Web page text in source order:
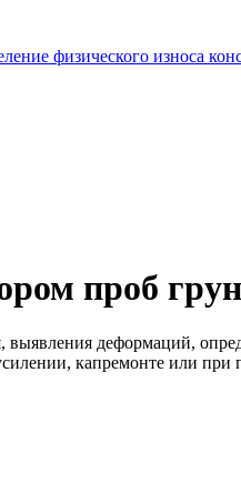
физического износа
проб
выявления деформаций,
капремонте или при